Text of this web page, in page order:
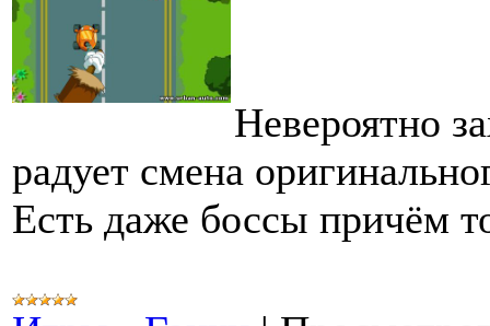
Невероятно
радует смена
Есть даже боссы причём